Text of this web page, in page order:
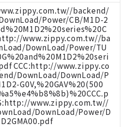
backend/
Power/CB/M1D-2
www.zippy.com.tw//ba
DownLoad/Power/TU
CCC:http://www.zippy.co
DownLoad/DownLoad/P
G0V,%20GAV%20(500
www.zippy.com.tw//
DownLoad/Power/D